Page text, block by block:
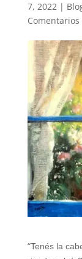
7, 2022|
Comentarios
“Tenés la